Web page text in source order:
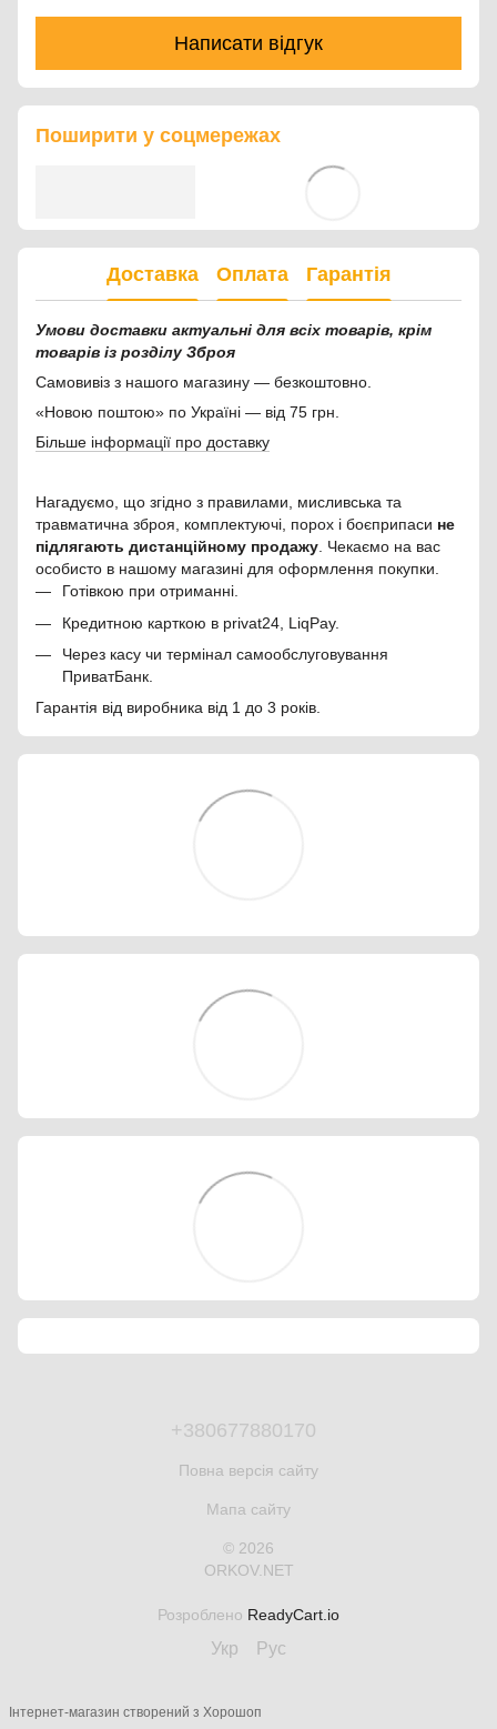
Написати відгук
Поширити у соцмережах
Доставка Оплата Гарантія
Умови доставки актуальні для всіх товарів, крім
товарів із розділу Зброя
Самовивіз з нашого магазину — безкоштовно.
«Новою поштою» по Україні — від 75 грн.
Більше інформації про доставку
Нагадуємо, що згідно з правилами, мисливська та
травматична зброя, комплектуючі, порох і боєприпаси не
підлягають дистанційному продажу . Чекаємо на вас
особисто в нашому магазині для оформлення покупки.
Готівкою при отриманні.
Кредитною карткою в privat24, LiqPay.
Через касу чи термінал самообслуговування
ПриватБанк.
Гарантія від виробника від 1 до 3 років.
+380677880170
Повна версія сайту
Мапа сайту
© 2026
ORKOV.NET
Розроблено ReadyCart.io
Укр Рус
Інтернет-магазин створений з Хорошоп